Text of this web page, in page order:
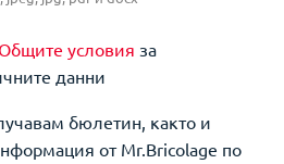
Общите условия за
данни
бюлетин, както и
от Mr.Bricolage по